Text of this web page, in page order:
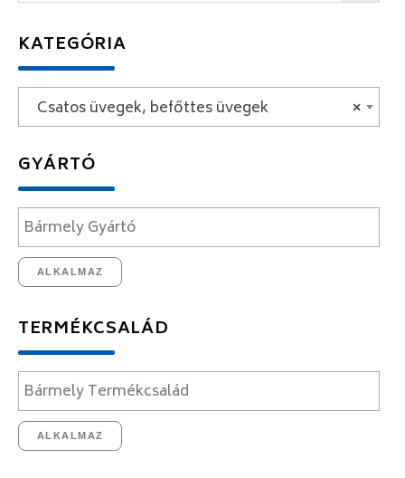
KATEGÓRIA
×
Csatos üvegek, befőttes üvegek
GYÁRTÓ
ALKALMAZ
TERMÉKCSALÁD
ALKALMAZ